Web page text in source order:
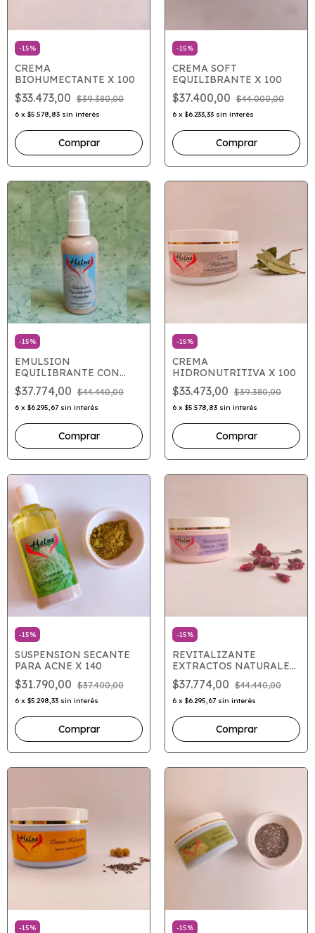
-15%
CREMA
BIOHUMECTANTE X 100
$33.473,00 $39.380,00
6 x $5.578,83 sin interés
-15%
CREMA SOFT
EQUILIBRANTE X 100
$37.400,00 $44.000,00
6 x $6.233,33 sin interés
-15%
EMULSION
EQUILIBRANTE CON
PEPTIDOS X 100
$37.774,00 $44.440,00
6 x $6.295,67 sin interés
-15%
CREMA
HIDRONUTRITIVA X 100
$33.473,00 $39.380,00
6 x $5.578,83 sin interés
-15%
SUSPENSION SECANTE
PARA ACNE X 140
$31.790,00 $37.400,00
6 x $5.298,33 sin interés
-15%
REVITALIZANTE
EXTRACTOS NATURALES
X 100
$37.774,00 $44.440,00
6 x $6.295,67 sin interés
-15% -15%